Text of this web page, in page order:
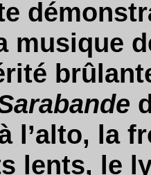
musique
l’alto, la
lents, le